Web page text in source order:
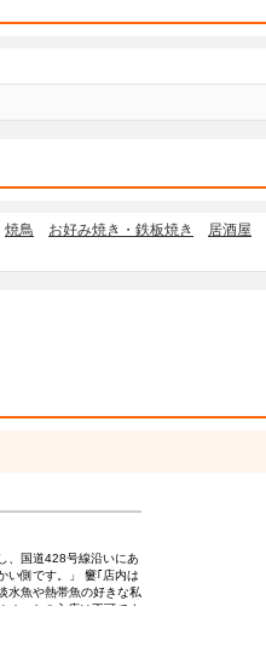
焼鳥 お好み焼き・鉄板焼き 居酒屋
、国道428号線沿いにあ
い側です。」 窶｢店内は
水魚や熱帯魚の好きな私
ペットの入店は不可です